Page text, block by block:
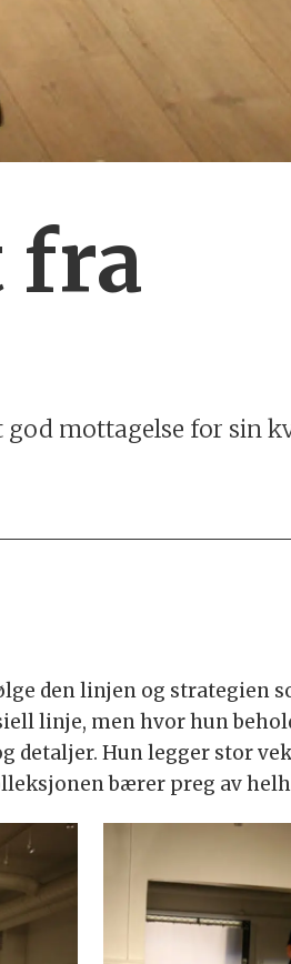
fra
mottagelse for sin
den linjen og strategien
linje, men hvor hun
detaljer. Hun legger stor
bærer preg av